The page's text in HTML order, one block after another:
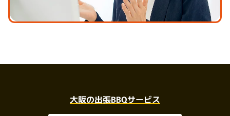
大阪の出張BBQサービス